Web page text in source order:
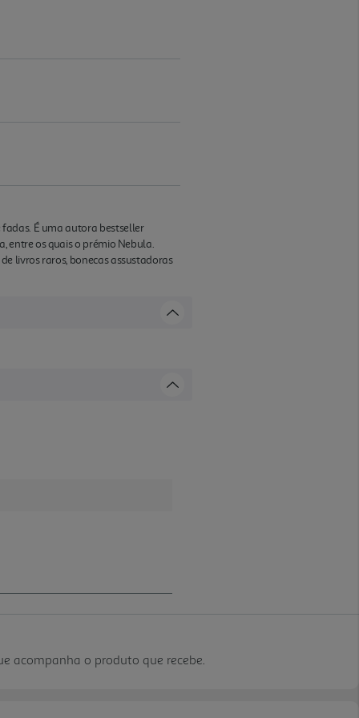
É uma autora bestseller
entre os quais o prémio Nebula.
livros raros, bonecas assustadoras
acompanha o produto que recebe.